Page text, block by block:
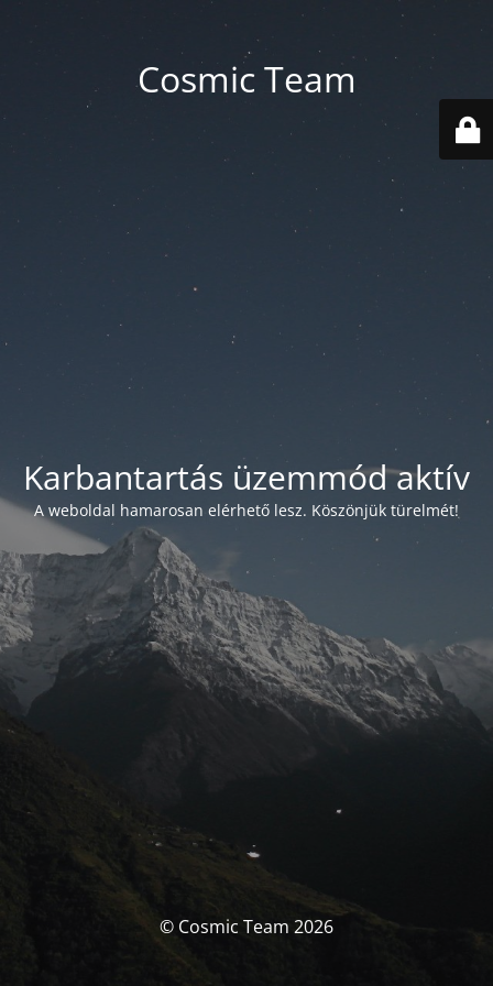
Cosmic Team
Karbantartás üzemmód aktív
A weboldal hamarosan elérhető lesz. Köszönjük türelmét!
© Cosmic Team 2026